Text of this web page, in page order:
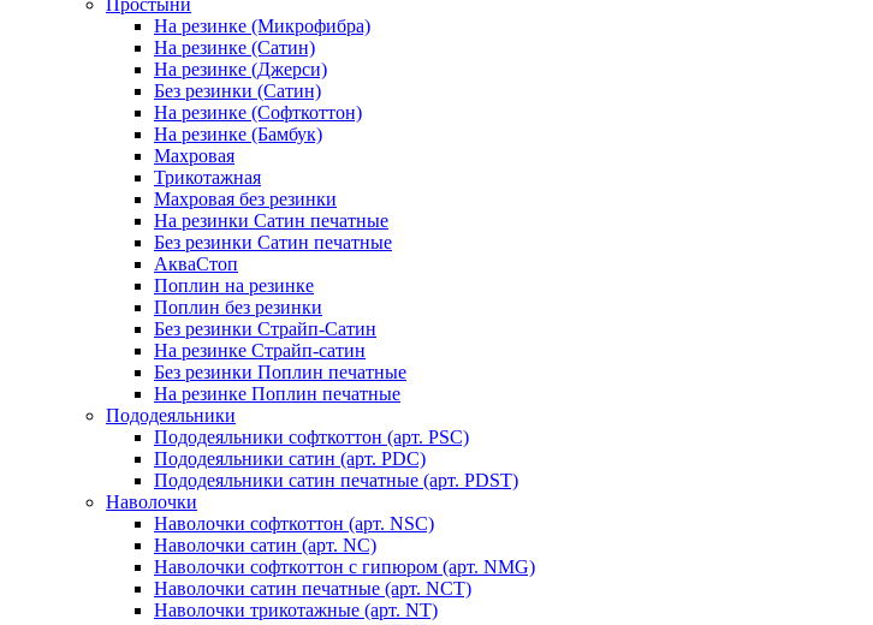
Простыни
На резинке (Микрофибра)
На резинке (Сатин)
На резинке (Джерси)
Без резинки (Сатин)
На резинке (Софткоттон)
На резинке (Бамбук)
Махровая
Трикотажная
Махровая без резинки
На резинки Сатин печатные
Без резинки Сатин печатные
АкваСтоп
Поплин на резинке
Поплин без резинки
Без резинки Страйп-Сатин
На резинке Страйп-сатин
Без резинки Поплин печатные
На резинке Поплин печатные
Пододеяльники
Пододеяльники софткоттон (арт. PSC)
Пододеяльники сатин (арт. PDC)
Пододеяльники сатин печатные (арт. PDST)
Наволочки
Наволочки софткоттон (арт. NSC)
Наволочки сатин (арт. NC)
Наволочки софткоттон с гипюром (арт. NMG)
Наволочки сатин печатные (арт. NCT)
Наволочки трикотажные (арт. NT)